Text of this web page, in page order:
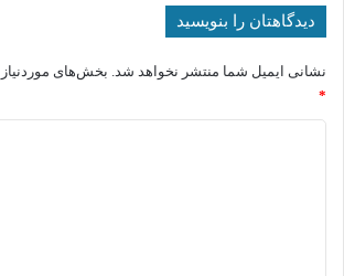
دیدگاهتان را بنویسید
نشانی ایمیل شما منتشر نخواهد شد. بخش‌های
*